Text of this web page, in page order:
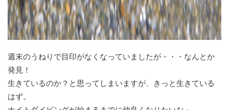
週末のうねりで目印がなくなっていましたが・・・なんとか
発見！
生きているのか？と思ってしまいますが、きっと生きている
はず。